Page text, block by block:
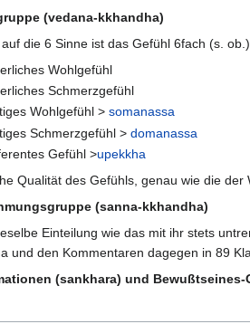
(vedana-kkhandha)
die 6 Sinne ist das Gefühl 6fach (s.
Wohlgefühl
Schmerzgefühl
Wohlgefühl > somanassa
Schmerzgefühl > domanassa
Gefühl >upekkha
Qualität des Gefühls, genau wie die
(sanna-kkhandha)
Einteilung wie das mit ihr stets
und den Kommentaren dagegen in 89
(sankhara) und